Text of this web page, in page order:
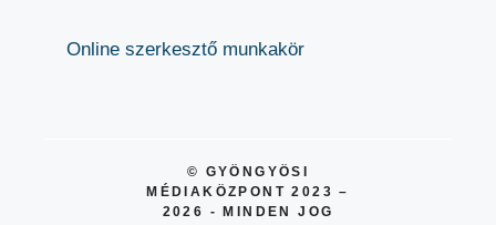
Online szerkesztő munkakör
© GYÖNGYÖSI
MÉDIAKÖZPONT 2023 –
2026 - MINDEN JOG